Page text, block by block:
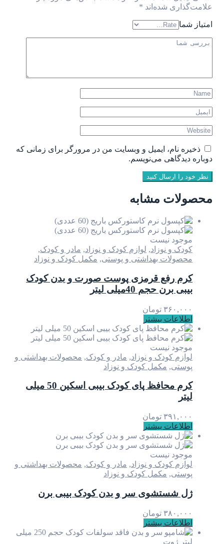
علامت‌گذاری شده‌اند *
امتیاز شما
ذخیره نام، ایمیل و وبسایت من در مرورگر برای زمانی که
دوباره دیدگاهی می‌نویسم.
نظر خود را ارسال کنید
محصولات مشابه
موجود نیست
کودک و نوزاد, لوازم کودک و نوزاد, مادر و کودک,
محصولات بهداشتی و پوستی, مکمل کودک و نوزاد
کرم رفع قرمزی پوست صورت و بدن کودک
بیبی برن حجم 40میلی لیتر
۳۶۰,۰۰۰ تومان
اطلاعات بیشتر
موجود نیست
لوازم کودک و نوزاد, مادر و کودک, محصولات بهداشتی و
پوستی, مکمل کودک و نوزاد
کرم محافظ پای کودک بیبی اسکین 50 میلی
لیتر
۳۹۱,۰۰۰ تومان
اطلاعات بیشتر
موجود نیست
لوازم کودک و نوزاد, مادر و کودک, محصولات بهداشتی و
پوستی, مکمل کودک و نوزاد
ژل شستشوی سر و بدن کودک بیبی برن
۳۸۰,۰۰۰ تومان
اطلاعات بیشتر